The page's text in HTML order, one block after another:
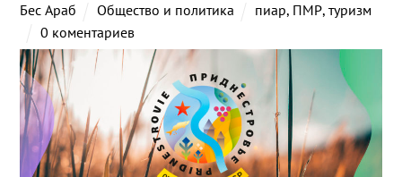
Бес Араб Общество и политика пиар, ПМР, туризм
0 коментариев